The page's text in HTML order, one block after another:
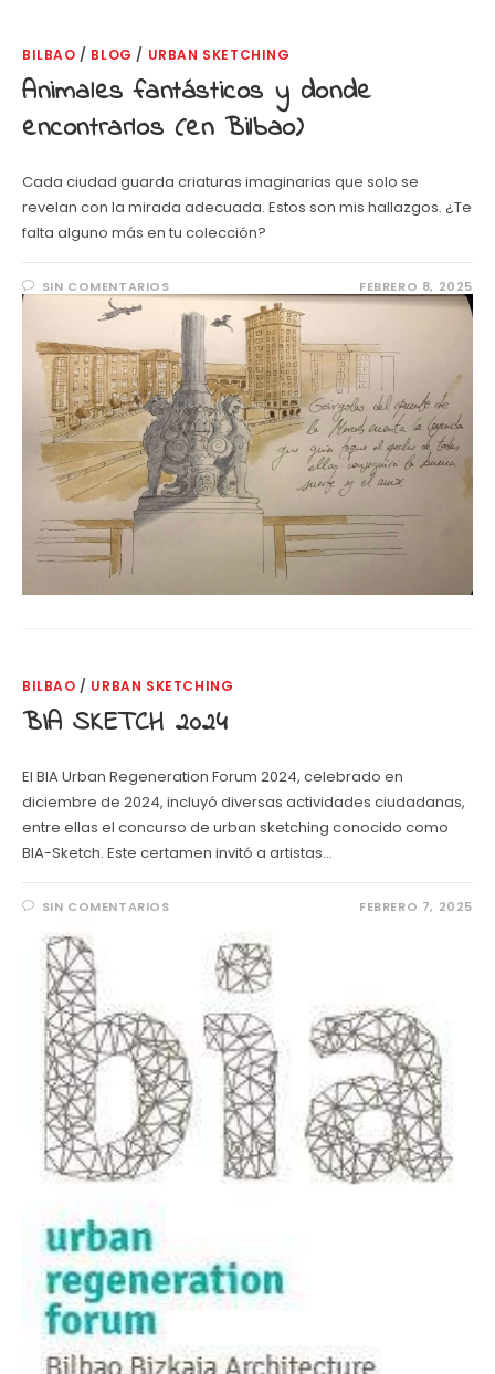
BILBAO / BLOG / URBAN SKETCHING
Animales fantásticos y donde
encontrarlos (en Bilbao)
Cada ciudad guarda criaturas imaginarias que solo se
revelan con la mirada adecuada. Estos son mis hallazgos. ¿Te
falta alguno más en tu colección?
SIN COMENTARIOS FEBRERO 8, 2025
BILBAO / URBAN SKETCHING
BIA SKETCH 2024
El BIA Urban Regeneration Forum 2024, celebrado en
diciembre de 2024, incluyó diversas actividades ciudadanas,
entre ellas el concurso de urban sketching conocido como
BIA-Sketch. Este certamen invitó a artistas…
SIN COMENTARIOS FEBRERO 7, 2025